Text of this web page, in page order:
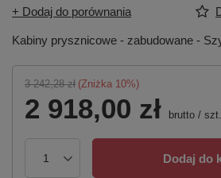
+ Dodaj do porównania
Kabiny prysznicowe - zabudowane -
3 242,28 zł (Zniżka 10%)
2 918,00 zł brutto / szt.
Dodaj do